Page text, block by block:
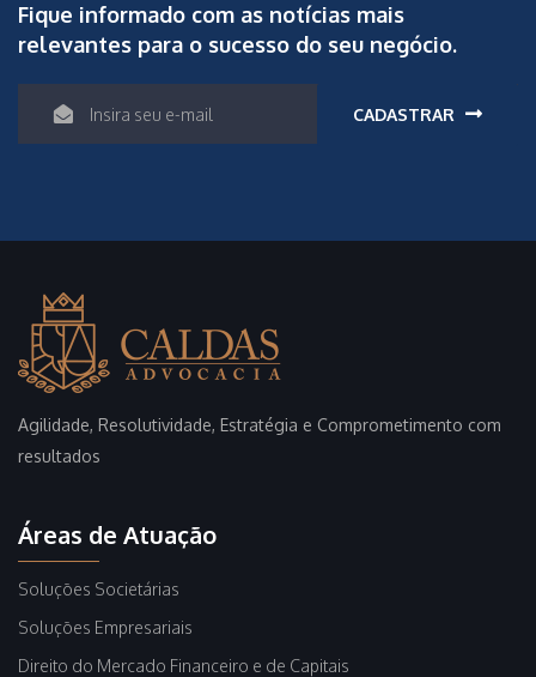
Fique informado com as notícias mais
relevantes para o sucesso do seu negócio.
CADASTRAR
Agilidade, Resolutividade, Estratégia e Comprometimento com
resultados
Áreas de Atuação
Soluções Societárias
Soluções Empresariais
Direito do Mercado Financeiro e de Capitais